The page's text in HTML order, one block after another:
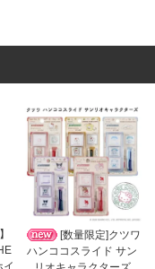
イ
[数量限定]クツワ
ハンココスライド サン